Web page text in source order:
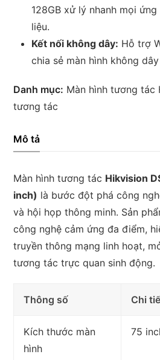
128GB xử lý nhanh mọi
liệu.
Kết nối không dây: Hỗ trợ
chia sẻ màn hình không
Danh mục: Màn hình tương tác
tương tác
Mô tả
Màn hình tương tác Hikvision
inch) là bước đột phá công
và hội họp thông minh. Sản
công nghệ cảm ứng đa điểm,
truyền thông mạng linh hoạt,
tương tác trực quan sinh động.
Thông số Chi
Kích thước màn
hình
75